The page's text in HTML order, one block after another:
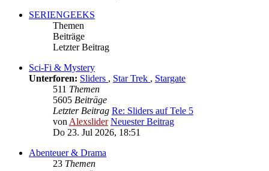
SERIENGEEKS
Themen
Beiträge
Letzter Beitrag
Sci-Fi & Mystery
Unterforen: Sliders , Star Trek , Stargate
511 Themen
5605 Beiträge
Letzter Beitrag Re: Sliders auf Tele 5
von Alexslider Neuester Beitrag
Do 23. Jul 2026, 18:51
Abenteuer & Drama
23 Themen